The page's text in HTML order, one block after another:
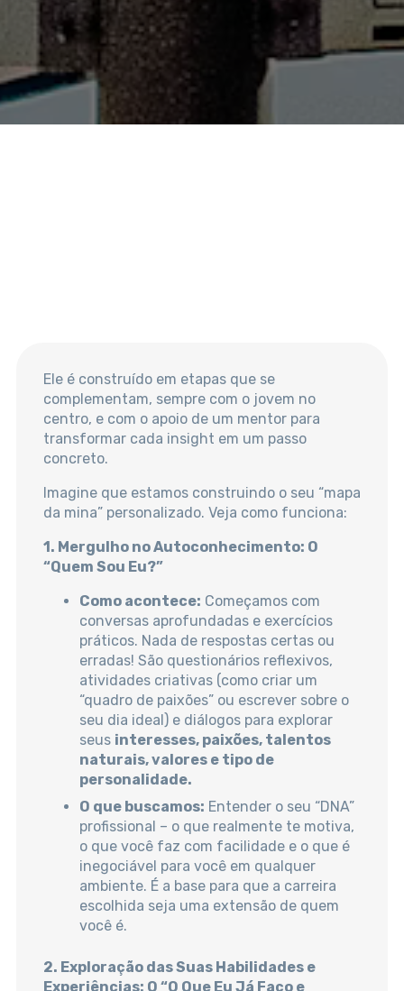
Ele é construído em etapas que se
complementam, sempre com o jovem no
centro, e com o apoio de um mentor para
transformar cada insight em um passo
concreto.
Imagine que estamos construindo o seu “mapa
da mina” personalizado. Veja como funciona:
1. Mergulho no Autoconhecimento: O
“Quem Sou Eu?”
Como acontece: Começamos com
conversas aprofundadas e exercícios
práticos. Nada de respostas certas ou
erradas! São questionários reflexivos,
atividades criativas (como criar um
“quadro de paixões” ou escrever sobre o
seu dia ideal) e diálogos para explorar
seus interesses, paixões, talentos
naturais, valores e tipo de
personalidade.
O que buscamos: Entender o seu “DNA”
profissional – o que realmente te motiva,
o que você faz com facilidade e o que é
inegociável para você em qualquer
ambiente. É a base para que a carreira
escolhida seja uma extensão de quem
você é.
2. Exploração das Suas Habilidades e
Experiências: O “O Que Eu Já Faço e